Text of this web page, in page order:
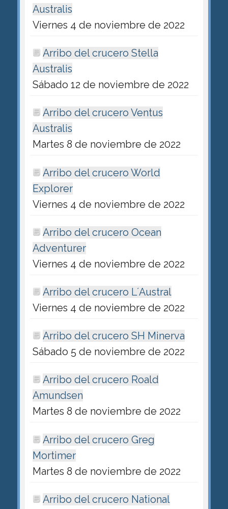
Australis
Viernes 4 de noviembre de 2022
Arribo del crucero Stella
Australis
Sábado 12 de noviembre de 2022
Arribo del crucero Ventus
Australis
Martes 8 de noviembre de 2022
Arribo del crucero World
Explorer
Viernes 4 de noviembre de 2022
Arribo del crucero Ocean
Adventurer
Viernes 4 de noviembre de 2022
Arribo del crucero L´Austral
Viernes 4 de noviembre de 2022
Arribo del crucero SH Minerva
Sábado 5 de noviembre de 2022
Arribo del crucero Roald
Amundsen
Martes 8 de noviembre de 2022
Arribo del crucero Greg
Mortimer
Martes 8 de noviembre de 2022
Arribo del crucero National